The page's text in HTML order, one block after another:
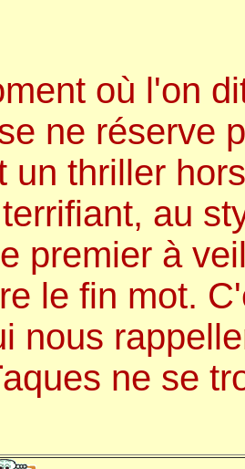
où l'on
ne réserve
un thriller
au
premier à
le fin mot.
nous
ne se